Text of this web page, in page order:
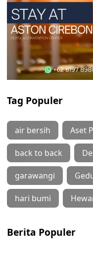
Tag Populer
air bersih Aset
back to back
garawangi
hari bumi
Berita Populer